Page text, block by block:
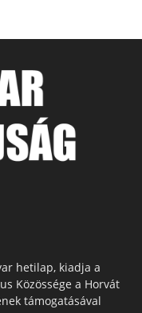
hetilap, kiadja a
Közössége a Horvát
támogatásával